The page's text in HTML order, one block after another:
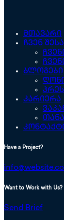
მთავარი
ჩვენ
ბლოგები
კარიერა
Have a Project?
Want to Work with Us?
Send Brief